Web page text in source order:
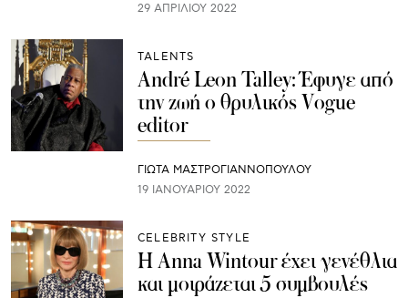
29 ΑΠΡΙΛΊΟΥ 2022
TALENTS
André Leon Talley: Έφυγε από
την ζωή ο θρυλικός Vogue
editor
ΓΙΩΤΑ ΜΑΣΤΡΟΓΙΑΝΝΟΠΟΥΛΟΥ
19 ΙΑΝΟΥΑΡΊΟΥ 2022
CELEBRITY STYLE
Η Anna Wintour έχει γενέθλια
και μοιράζεται 5 συμβουλές